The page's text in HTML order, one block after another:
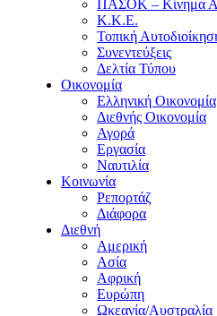
ΠΑΣΟΚ – Κίνημα
Κ.Κ.Ε.
Τοπική
Συνεντεύξεις
Δελτία Τύπου
Οικονομία
Ελληνική Οικονομία
Διεθνής Οικονομία
Αγορά
Εργασία
Ναυτιλία
Κοινωνία
Ρεπορτάζ
Διάφορα
Διεθνή
Αμερική
Ασία
Αφρική
Ευρώπη
Ωκεανία/Αυστραλία